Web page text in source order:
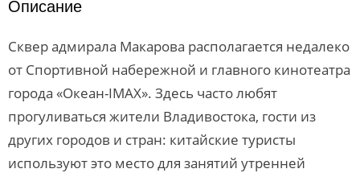
Описание
Сквер адмирала Макарова располагается недалеко
от Спортивной набережной и главного кинотеатра
города «Океан-IMAX». Здесь часто любят
прогуливаться жители Владивостока, гости из
других городов и стран: китайские туристы
используют это место для занятий утренней